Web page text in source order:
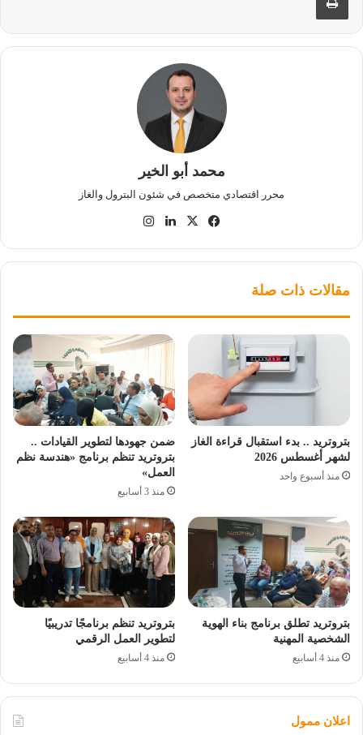
محمد أبو الخير
محرر اقتصادي متخصص في شئون البترول والغاز
فيسبوك
‫X لينكدإن
مقالات ذات صلة
بتروتريد .. بدء استقبال قراءة الغاز
لشهر أغسطس 2026
منذ أسبوع واحد
ضمن جهودها لتطوير القيادات ..
بتروتريد تنظم برنامج «هندسة نظم
العمل»
منذ 3 أسابيع
بتروتريد تطلق برنامج بناء الهوية
الشخصية المهنية
منذ 4 أسابيع
بتروتريد تنظم برنامجًا تدريبيًا
لتطوير العمل الرقمي
منذ 4 أسابيع
اعلان ممول